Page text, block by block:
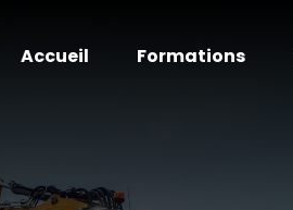
Accueil Formations